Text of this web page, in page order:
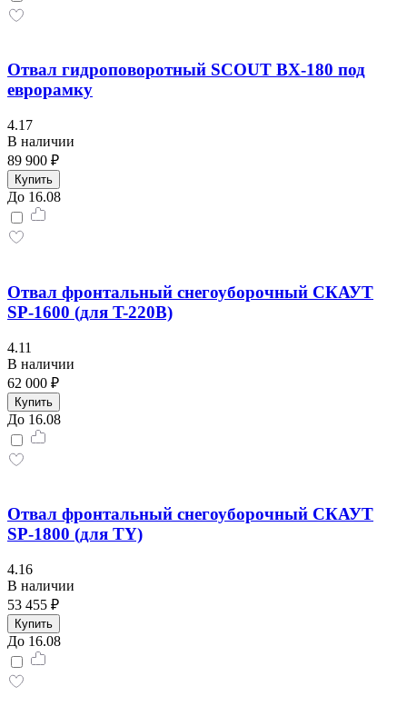
Отвал гидроповоротный SCOUT BX-180 под
еврорамку
4.17
В наличии
89 900 ₽
Купить
До 16.08
Отвал фронтальный снегоуборочный СКАУТ
SP-1600 (для T-220B)
4.11
В наличии
62 000 ₽
Купить
До 16.08
Отвал фронтальный снегоуборочный СКАУТ
SP-1800 (для TY)
4.16
В наличии
53 455 ₽
Купить
До 16.08